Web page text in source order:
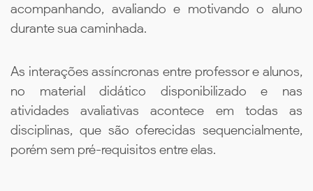
acompanhando, avaliando e motivando o aluno
durante sua caminhada.
As interações assíncronas entre professor e alunos,
no material didático disponibilizado e nas
atividades avaliativas acontece em todas as
disciplinas, que são oferecidas sequencialmente,
porém sem pré-requisitos entre elas.